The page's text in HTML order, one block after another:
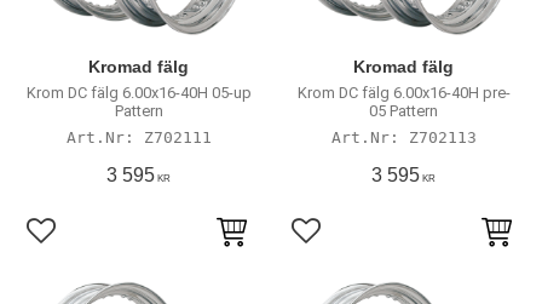
Kromad fälg
Krom DC fälg 6.00x16-40H 05-up
Pattern
Z702111
3 595 KR
Lägg till i favoriter
Kromad fälg
Krom DC fälg 6.00x16-40H pre-
05 Pattern
Z702113
3 595 KR
Lägg till i favoriter